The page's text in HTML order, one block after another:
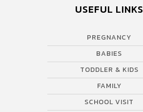
USEFUL LINKS
PREGNANCY
BABIES
TODDLER & KIDS
FAMILY
SCHOOL VISIT